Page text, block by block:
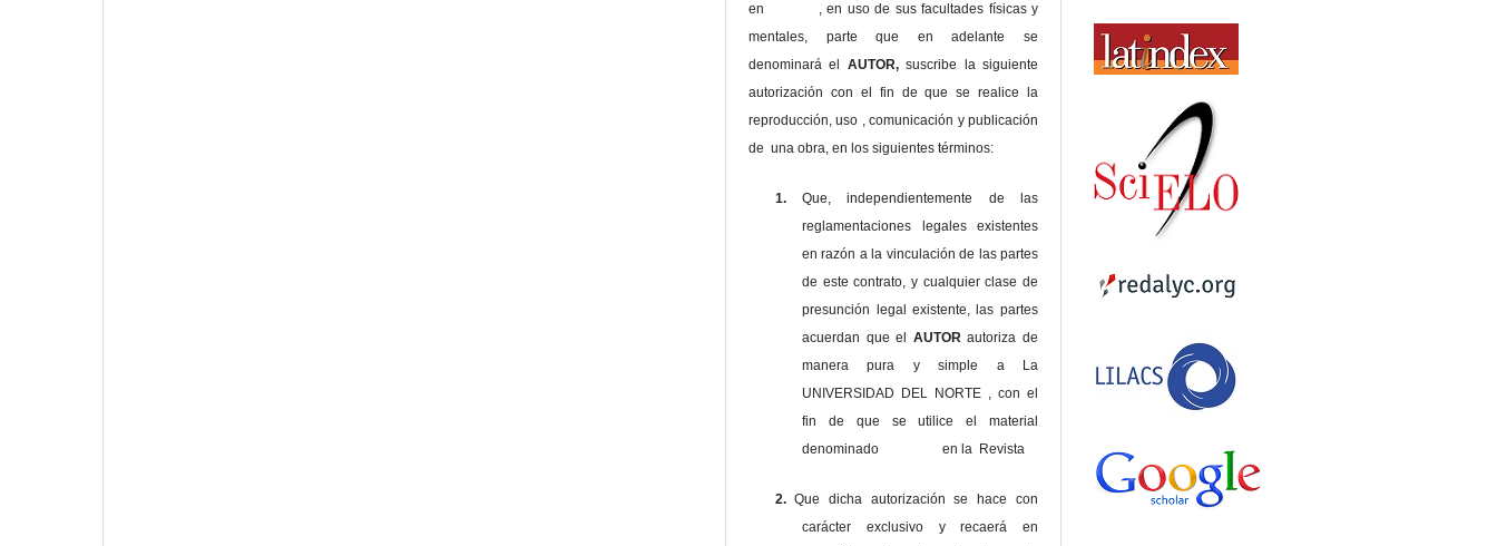
en , en uso de sus facultades físicas y
mentales, parte que en adelante se
denominará el
AUTOR,suscribe la siguiente
autorización con el fin de que se realice la
reproducción, uso , comunicación y publicación
de una obra, en los siguientes términos:
1.
Que, independientemente de las
reglamentaciones legales existentes
en razón a la vinculación de las partes
de este contrato, y cualquier clase de
presunción legal existente, las partes
acuerdan que el AUTORautoriza de
manera pura y simple a La
UNIVERSIDAD DEL NORTE , con el
fin de que se utilice el material
denominado en la Revista
2. Que dicha autorización se hace con
carácter exclusivo y recaerá en